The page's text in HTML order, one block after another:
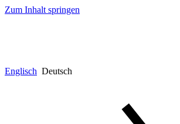
Zum Inhalt springen
Englisch Deutsch